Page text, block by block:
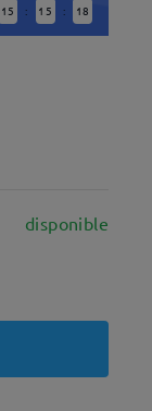
15 : 15 : 17
disponible